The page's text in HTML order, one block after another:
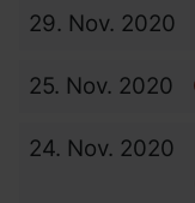
29. Nov. 2020
25. Nov. 2020
24. Nov. 2020